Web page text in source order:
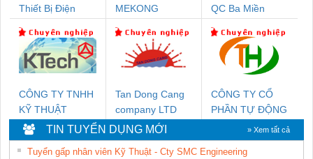
Thiết Bị Điện
MEKONG
SUPPLY
QC Ba Miền
CÔNG TY TNHH
KỸ THUẬT
KTECH VIỆT
NAM
Tan Dong Cang
company LTD
CÔNG TY CỔ
PHẦN TỰ ĐỘNG
TIẾN HƯNG
TIN TUYỂN DỤNG MỚI » Xem tất cả
Tuyển gấp nhân viên Kỹ Thuật - Cty SMC Engineering